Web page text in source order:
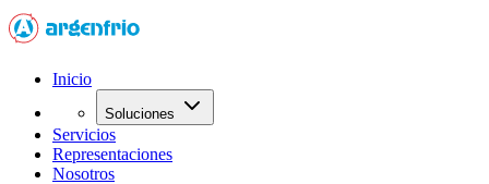
Inicio
Soluciones
Servicios
Representaciones
Nosotros